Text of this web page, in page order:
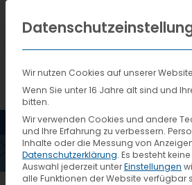
HOME
Wir nutzen Cookies auf unserer
Wenn Sie unter 16 Jahre alt sind und
bitten.
Wir verwenden Cookies und andere
und Ihre Erfahrung zu verbessern.
Inhalte oder die Messung von
Datenschutzerklärung. Es besteht
Auswahl jederzeit unterEinstellungen
alle Funktionen der Website verfügbar